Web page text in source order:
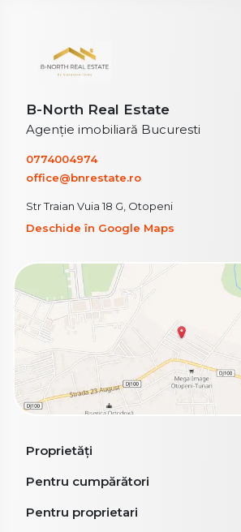
B-North Real Estate
Agenție imobiliară Bucuresti
0774004974
office@bnrestate.ro
Str Traian Vuia 18 G, Otopeni
Deschide în Google Maps
Proprietăți
Pentru cumpărători
Pentru proprietari